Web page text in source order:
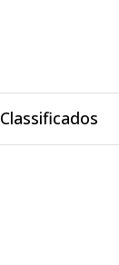
Classificados